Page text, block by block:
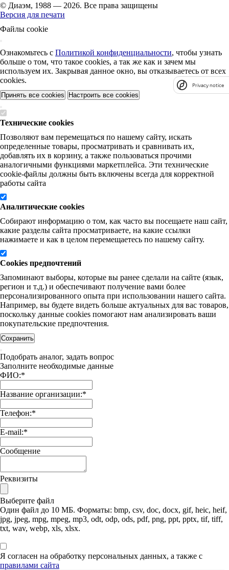
© Диаэм, 1988 — 2026. Все права защищены
Версия для печати
Файлы cookie
Ознакомьтесь с Политикой конфиденциальности, чтобы узнать
больше о том, что такое cookies, а так же как и зачем мы
используем их. Закрывая данное окно, вы отказываетесь от всех
cookies.
Принять все cookies Настроить все cookies
Технические cookies
Позволяют вам перемещаться по нашему сайту, искать
определенные товары, просматривать и сравнивать их,
добавлять их в корзину, а также пользоваться прочими
аналогичными функциями маркетплейса. Эти технические
cookie-файлы должны быть включены всегда для корректной
работы сайта
Аналитические cookies
Собирают информацию о том, как часто вы посещаете наш сайт,
какие разделы сайта просматриваете, на какие ссылки
нажимаете и как в целом перемещаетесь по нашему сайту.
Cookies предпочтений
Запоминают выборы, которые вы ранее сделали на сайте (язык,
регион и т.д.) и обеспечивают получение вами более
персонализированного опыта при использовании нашего сайта.
Например, вы будете видеть больше актуальных для вас товаров,
поскольку данные cookies помогают нам анализировать ваши
покупательские предпочтения.
Сохранить
Подобрать аналог, задать вопрос
Заполните необходимые данные
ФИО:*
Название организации:*
Телефон:*
E-mail:*
Сообщение
Реквизиты
Выберите файл
Один файл до 10 МБ. Форматы: bmp, csv, doc, docx, gif, heic, heif,
jpg, jpeg, mpg, mpeg, mp3, odt, odp, ods, pdf, png, ppt, pptx, tif, tiff,
txt, wav, webp, xls, xlsx.
Я согласен на обработку персональных данных, а также с
правилами сайта
Privacy notice